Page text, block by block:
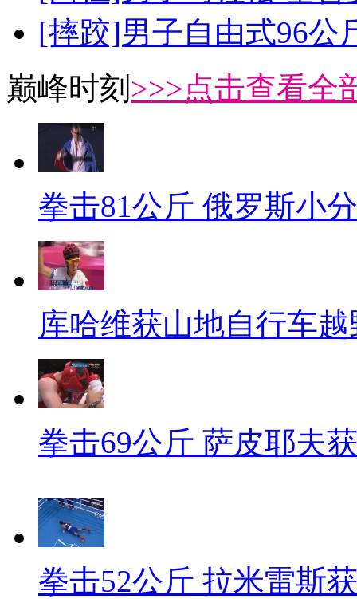
[摔跤]男子自由式96公
巅峰时刻 >>>点击查看全
拳击81公斤 俄罗斯小
库哈维获山地自行车
拳击69公斤 萨皮耶夫
拳击52公斤 拉米雷斯